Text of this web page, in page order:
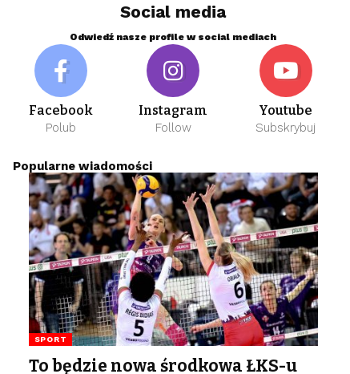
Social media
Odwiedź nasze profile w social mediach
Facebook
Polub
Instagram
Follow
Youtube
Subskrybuj
Popularne wiadomości
SPORT
To będzie nowa środkowa ŁKS-u